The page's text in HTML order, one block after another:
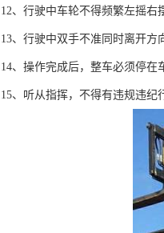
12、行驶中车轮不得频繁左摇右
13、行驶中双手不准同时离开方
14、操作完成后，整车必须停
15、听从指挥，不得有违规违纪